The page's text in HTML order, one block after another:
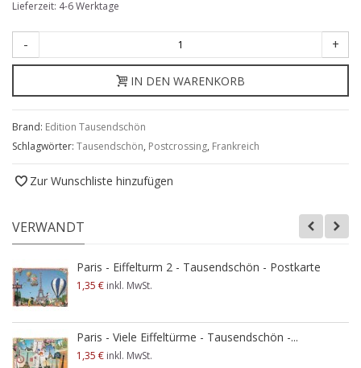
Lieferzeit: 4-6 Werktage
- +
IN DEN WARENKORB
Brand: Edition Tausendschön
Schlagwörter: Tausendschön, Postcrossing, Frankreich
Zur Wunschliste hinzufügen
VERWANDT
Paris - Eiffelturm 2 - Tausendschön - Postkarte
1,35 € inkl. MwSt.
Paris - Viele Eiffeltürme - Tausendschön -...
1,35 € inkl. MwSt.